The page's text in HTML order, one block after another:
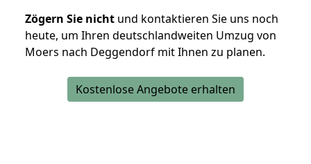
Zögern Sie nicht und kontaktieren Sie uns noch
heute, um Ihren deutschlandweiten Umzug von
Moers nach Deggendorf mit Ihnen zu planen.
Kostenlose Angebote erhalten